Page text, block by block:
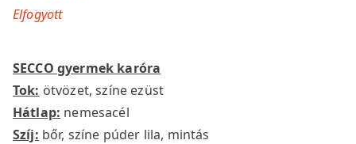
SECCO gyermek karóra
Tok: ötvözet, színe ezüst
Hátlap: nemesacél
Szíj: bőr, színe púder lila, mintás
Elfogyott